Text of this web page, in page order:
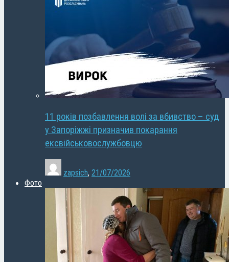
11 років позбавлення волі за вбивство – суд
у Запоріжжі призначив покарання
ексвійськовослужбовцю
zapsich, 21/07/2026
Фото